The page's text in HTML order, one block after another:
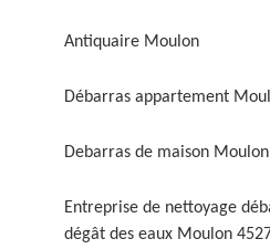
Antiquaire Moulon
Débarras appartement
Debarras de maison Moulon
Entreprise de nettoyage
dégât des eaux Moulon